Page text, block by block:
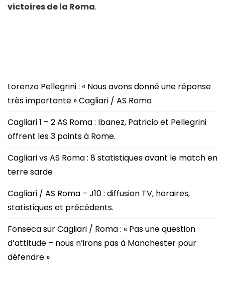
victoires de la Roma.
Lorenzo Pellegrini : « Nous avons donné une réponse
très importante » Cagliari / AS Roma
Cagliari 1 – 2 AS Roma : Ibanez, Patricio et Pellegrini
offrent les 3 points à Rome.
Cagliari vs AS Roma : 8 statistiques avant le match en
terre sarde
Cagliari / AS Roma – J10 : diffusion TV, horaires,
statistiques et précédents.
Fonseca sur Cagliari / Roma : « Pas une question
d’attitude – nous n’irons pas à Manchester pour
défendre »